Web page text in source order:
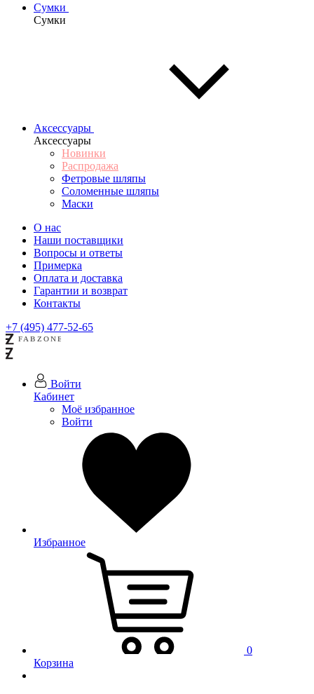
Сумки
Сумки
Аксессуары
Аксессуары
Новинки
Распродажа
Фетровые шляпы
Соломенные шляпы
Маски
О нас
Наши поставщики
Вопросы и ответы
Примерка
Оплата и доставка
Гарантии и возврат
Контакты
+7 (495) 477-52-65
Войти
Кабинет
Моё избранное
Войти
Избранное
0
Корзина